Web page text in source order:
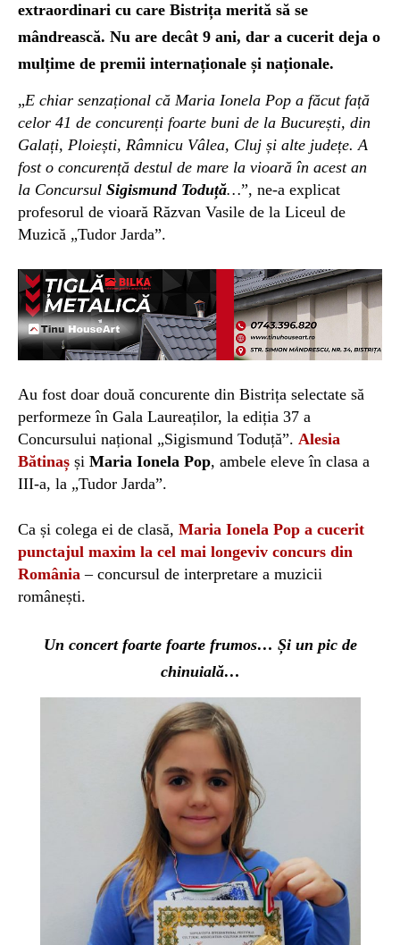
extraordinari cu care Bistrița merită să se
mândrească. Nu are decât 9 ani, dar a cucerit deja o
mulțime de premii internaționale și naționale.
„E chiar senzațional că Maria Ionela Pop a făcut față
celor 41 de concurenți foarte buni de la București, din
Galați, Ploiești, Râmnicu Vâlea, Cluj și alte județe. A
fost o concurență destul de mare la vioară în acest an
la Concursul Sigismund Toduță…”, ne-a explicat
profesorul de vioară Răzvan Vasile de la Liceul de
Muzică „Tudor Jarda”.
Au fost doar două concurente din Bistrița selectate să
performeze în Gala Laureaților, la ediția 37 a
Concursului național „Sigismund Toduță”. Alesia
Bătinaș și Maria Ionela Pop, ambele eleve în clasa a
III-a, la „Tudor Jarda”.
Ca și colega ei de clasă, Maria Ionela Pop a cucerit
punctajul maxim la cel mai longeviv concurs din
România – concursul de interpretare a muzicii
românești.
Un concert foarte foarte frumos… Și un pic de
chinuială…